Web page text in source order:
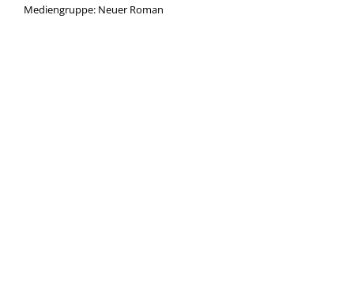
Mediengruppe: Neuer Roman